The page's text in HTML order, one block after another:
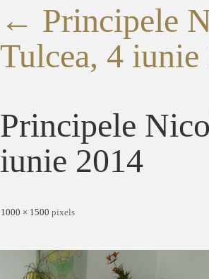
← Principele
Tulcea, 4 iunie
Principele
iunie 2014
1000 × 1500 pixels